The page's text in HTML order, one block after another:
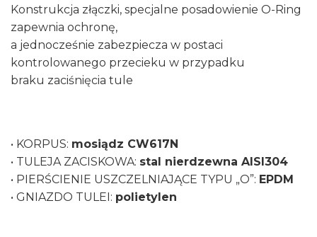
Konstrukcja złączki, specjalne posadowienie O-Ring
zapewnia ochronę,
a jednocześnie zabezpiecza w postaci
kontrolowanego przecieku w przypadku
braku zaciśnięcia tule
• KORPUS: mosiądz CW617N
• TULEJA ZACISKOWA: stal nierdzewna AISI304
• PIERŚCIENIE USZCZELNIAJĄCE TYPU „O”: EPDM
• GNIAZDO TULEI: polietylen